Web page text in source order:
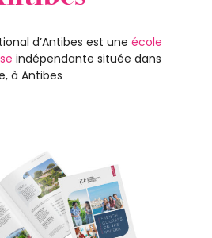
d’Antibes est une école
indépendante située dans
à Antibes